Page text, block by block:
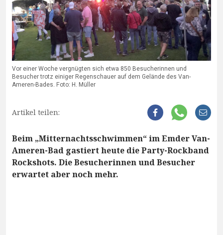
Vor einer Woche vergnügten sich etwa 850 Besucherinnen und
Besucher trotz einiger Regenschauer auf dem Gelände des Van-
Ameren-Bades. Foto: H. Müller
Artikel teilen:
Beim „Mitternachtsschwimmen“ im Emder Van-
Ameren-Bad gastiert heute die Party-Rockband
Rockshots. Die Besucherinnen und Besucher
erwartet aber noch mehr.